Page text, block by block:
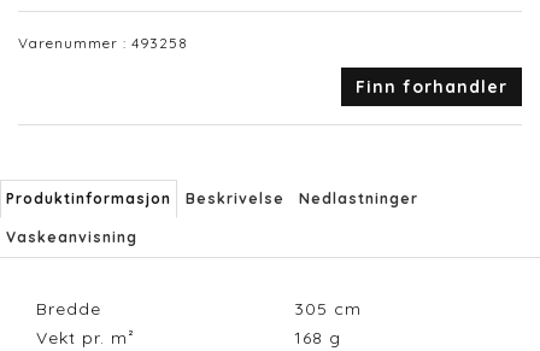
Varenummer : 493258
Finn forhandler
Produktinformasjon Beskrivelse Nedlastninger
Vaskeanvisning
Bredde 305 cm
Vekt pr. m²
168 g